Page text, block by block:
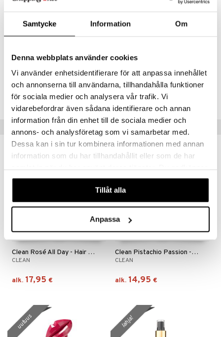
Samtycke Information Om
Denna webbplats använder cookies
Vi använder enhetsidentifierare för att anpassa innehållet
och annonserna till användarna, tillhandahålla funktioner
för sociala medier och analysera vår trafik. Vi
vidarebefordrar även sådana identifierare och annan
information från din enhet till de sociala medier och
annons- och analysföretag som vi samarbetar med.
Dessa kan i sin tur kombinera informationen med annan
information som du har tillhandahållit eller som de har
våra cookies vid fortsatt användande av vår webbplats.
Tillåt alla
Anpassa
Kevyt koostumus vartalolle ja hiuksille
Täydellinen kerrostamiseen ja henkilökohtaiseen
Antaa pehmeän ja kutsuvan tuoksutunteen
Tuotenumero
CES57-EC-236-XX-XX
Suositut tuotteet
Clean Rosé All Day - Hair & Body Perfume Mist
CLEAN
alk. 17,95 €
Clean Pistachio Passion - Hair & Body Perfume Mist
CLEAN
alk. 14,95 €
uutuus lahja!